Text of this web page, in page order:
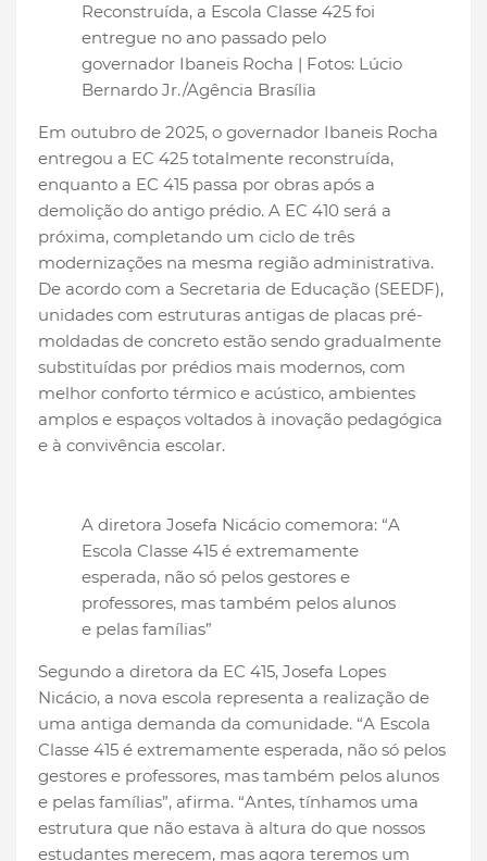
Reconstruída, a Escola Classe 425 foi
entregue no ano passado pelo
governador Ibaneis Rocha | Fotos: Lúcio
Bernardo Jr./Agência Brasília
Em outubro de 2025, o governador Ibaneis Rocha
entregou a EC 425 totalmente reconstruída,
enquanto a EC 415 passa por obras após a
demolição do antigo prédio. A EC 410 será a
próxima, completando um ciclo de três
modernizações na mesma região administrativa.
De acordo com a Secretaria de Educação (SEEDF),
unidades com estruturas antigas de placas pré-
moldadas de concreto estão sendo gradualmente
substituídas por prédios mais modernos, com
melhor conforto térmico e acústico, ambientes
amplos e espaços voltados à inovação pedagógica
e à convivência escolar.
A diretora Josefa Nicácio comemora: “A
Escola Classe 415 é extremamente
esperada, não só pelos gestores e
professores, mas também pelos alunos
e pelas famílias”
Segundo a diretora da EC 415, Josefa Lopes
Nicácio, a nova escola representa a realização de
uma antiga demanda da comunidade. “A Escola
Classe 415 é extremamente esperada, não só pelos
gestores e professores, mas também pelos alunos
e pelas famílias”, afirma. “Antes, tínhamos uma
estrutura que não estava à altura do que nossos
estudantes merecem, mas agora teremos um